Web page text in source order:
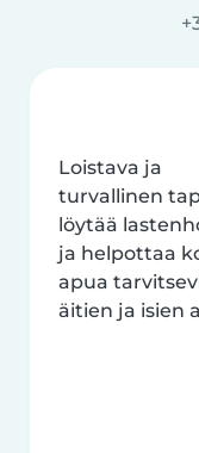
Loistava ja
turvallinen
löytää
ja helpottaa
apua
äitien ja isien